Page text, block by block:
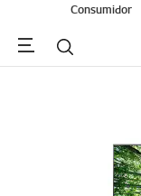
Consumidor
Menu Buscar